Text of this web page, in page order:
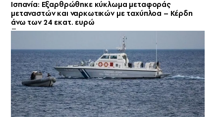
Ισπανία: Εξαρθρώθηκε κύκλωμα μεταφοράς
μεταναστών και ναρκωτικών με ταχύπλοα – Κέρδη
άνω των 24 εκατ. ευρώ